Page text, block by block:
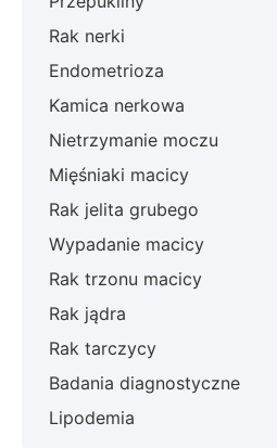
Rak nerki
Endometrioza
Kamica nerkowa
Nietrzymanie moczu
Mięśniaki macicy
Rak jelita grubego
Wypadanie macicy
Rak trzonu macicy
Rak jądra
Rak tarczycy
Badania diagnostyczne
Lipodemia